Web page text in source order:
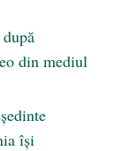
din mediul
își